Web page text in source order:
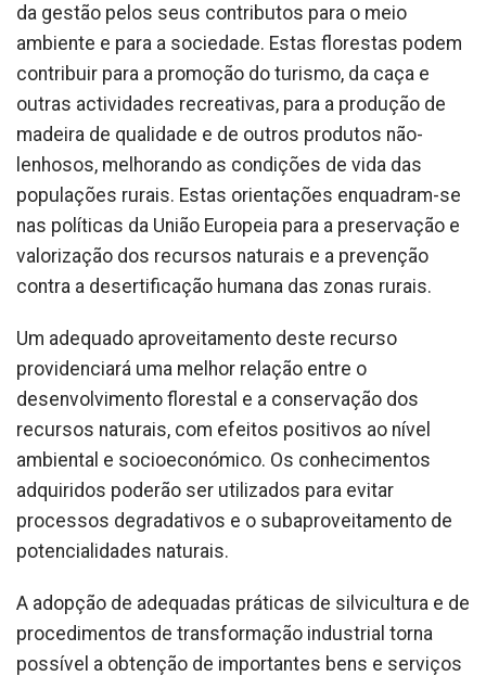
da gestão pelos seus contributos para o meio
ambiente e para a sociedade. Estas florestas podem
contribuir para a promoção do turismo, da caça e
outras actividades recreativas, para a produção de
madeira de qualidade e de outros produtos não-
lenhosos, melhorando as condições de vida das
populações rurais. Estas orientações enquadram-se
nas políticas da União Europeia para a preservação e
valorização dos recursos naturais e a prevenção
contra a desertificação humana das zonas rurais.
Um adequado aproveitamento deste recurso
providenciará uma melhor relação entre o
desenvolvimento florestal e a conservação dos
recursos naturais, com efeitos positivos ao nível
ambiental e socioeconómico. Os conhecimentos
adquiridos poderão ser utilizados para evitar
processos degradativos e o subaproveitamento de
potencialidades naturais.
A adopção de adequadas práticas de silvicultura e de
procedimentos de transformação industrial torna
possível a obtenção de importantes bens e serviços